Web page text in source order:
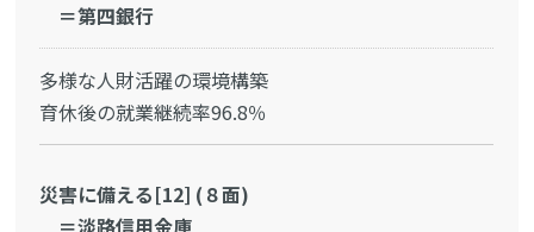
＝第四銀行
多様な人財活躍の環境構築
育休後の就業継続率96.8％
災害に備える[12] (８面)